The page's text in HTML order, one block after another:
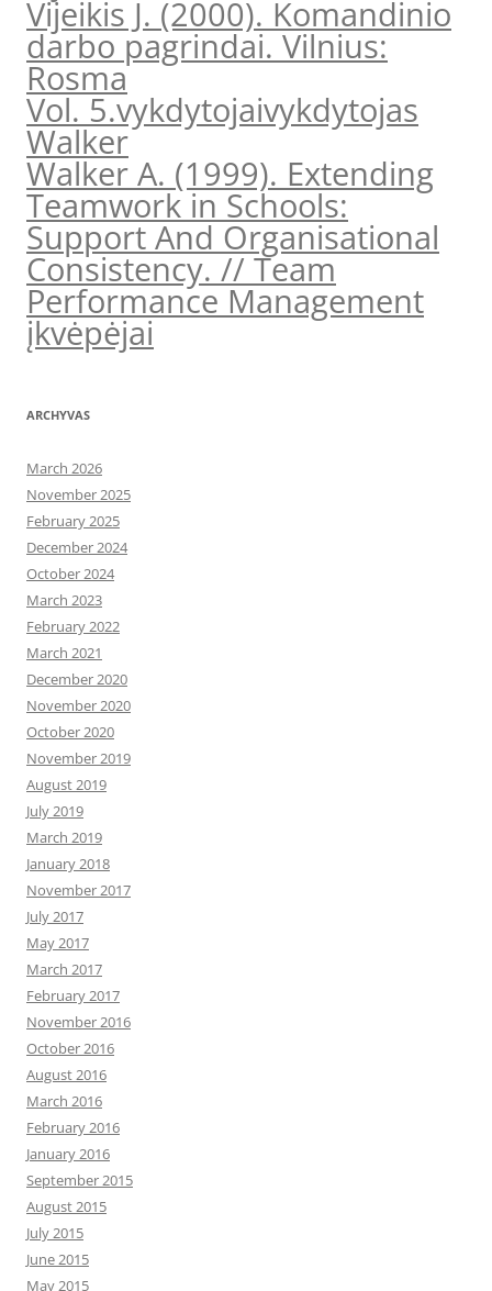
Vijeikis J. (2000). Komandinio
darbo pagrindai. Vilnius:
Rosma
Vol. 5.vykdytojaivykdytojas
Walker
Walker A. (1999). Extending
Teamwork in Schools:
Support And Organisational
Consistency. // Team
Performance Management
įkvėpėjai
ARCHYVAS
March 2026
November 2025
February 2025
December 2024
October 2024
March 2023
February 2022
March 2021
December 2020
November 2020
October 2020
November 2019
August 2019
July 2019
March 2019
January 2018
November 2017
July 2017
May 2017
March 2017
February 2017
November 2016
October 2016
August 2016
March 2016
February 2016
January 2016
September 2015
August 2015
July 2015
June 2015
May 2015